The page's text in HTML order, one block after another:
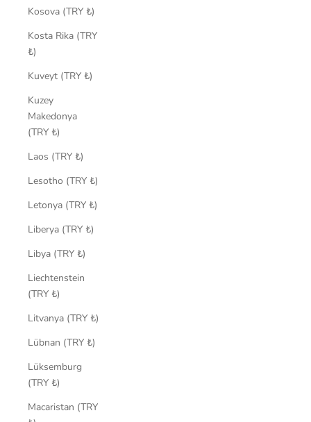
Kosova (TRY ₺)
Kosta Rika (TRY
₺)
Kuveyt (TRY ₺)
Kuzey
Makedonya
(TRY ₺)
Laos (TRY ₺)
Lesotho (TRY ₺)
Letonya (TRY ₺)
Liberya (TRY ₺)
Libya (TRY ₺)
Liechtenstein
(TRY ₺)
Litvanya (TRY ₺)
Lübnan (TRY ₺)
Lüksemburg
(TRY ₺)
Macaristan (TRY